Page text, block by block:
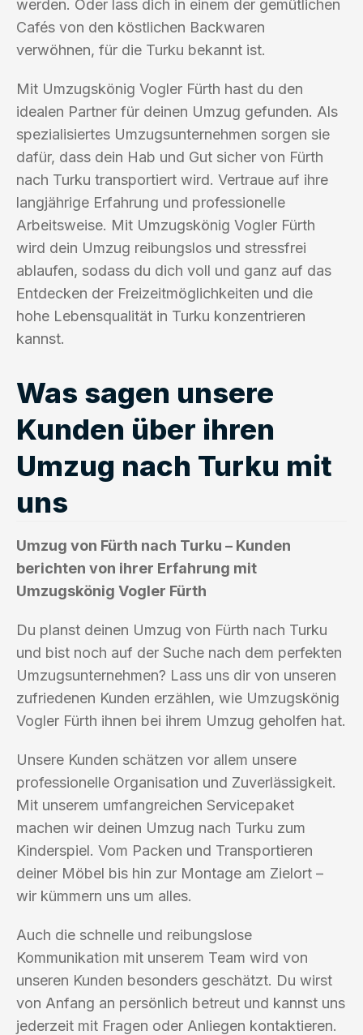
werden. Oder lass dich in einem der gemütlichen
Cafés von den köstlichen Backwaren
verwöhnen, für die Turku bekannt ist.
Mit Umzugskönig Vogler Fürth hast du den
idealen Partner für deinen Umzug gefunden. Als
spezialisiertes Umzugsunternehmen sorgen sie
dafür, dass dein Hab und Gut sicher von Fürth
nach Turku transportiert wird. Vertraue auf ihre
langjährige Erfahrung und professionelle
Arbeitsweise. Mit Umzugskönig Vogler Fürth
wird dein Umzug reibungslos und stressfrei
ablaufen, sodass du dich voll und ganz auf das
Entdecken der Freizeitmöglichkeiten und die
hohe Lebensqualität in Turku konzentrieren
kannst.
Was sagen unsere
Kunden über ihren
Umzug nach Turku mit
uns
Umzug von Fürth nach Turku – Kunden
berichten von ihrer Erfahrung mit
Umzugskönig Vogler Fürth
Du planst deinen Umzug von Fürth nach Turku
und bist noch auf der Suche nach dem perfekten
Umzugsunternehmen? Lass uns dir von unseren
zufriedenen Kunden erzählen, wie Umzugskönig
Vogler Fürth ihnen bei ihrem Umzug geholfen hat.
Unsere Kunden schätzen vor allem unsere
professionelle Organisation und Zuverlässigkeit.
Mit unserem umfangreichen Servicepaket
machen wir deinen Umzug nach Turku zum
Kinderspiel. Vom Packen und Transportieren
deiner Möbel bis hin zur Montage am Zielort –
wir kümmern uns um alles.
Auch die schnelle und reibungslose
Kommunikation mit unserem Team wird von
unseren Kunden besonders geschätzt. Du wirst
von Anfang an persönlich betreut und kannst uns
jederzeit mit Fragen oder Anliegen kontaktieren.